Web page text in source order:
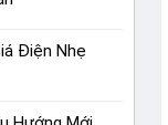
Điện Nhẹ